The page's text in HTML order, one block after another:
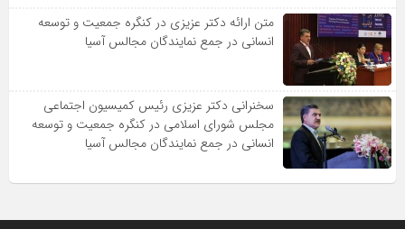
متن ارائه دکتر عزیزى در کنگره جمعیت و توسعه
انسانى در جمع نمایندگان مجالس آسیا
سخنرانى دکتر عزیزى رئیس کمیسیون اجتماعى
مجلس شوراى اسلامى در کنگره جمعیت و توسعه
انسانى در جمع نمایندگان مجالس آسیا